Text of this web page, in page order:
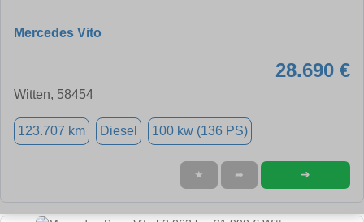
Mercedes Vito
28.690 €
Witten, 58454
123.707 km Diesel 100 kw (136 PS)
★ ➦ ➜